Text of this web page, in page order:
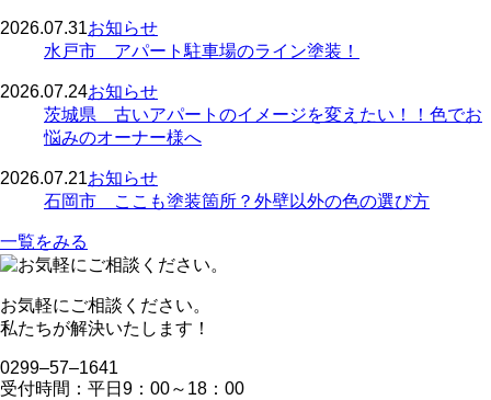
2026.07.31お知らせ
水戸市 アパート駐車場のライン塗装！
2026.07.24お知らせ
茨城県 古いアパートのイメージを変えたい！！色でお
悩みのオーナー様へ
2026.07.21お知らせ
石岡市 ここも塗装箇所？外壁以外の色の選び方
一覧をみる
お気軽にご相談ください。
私たちが解決いたします！
0299‒57‒1641
受付時間：平日9：00～18：00